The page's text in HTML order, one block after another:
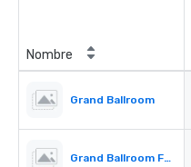
Nombre
Grand Ballroom
Grand Ballroom Foyer